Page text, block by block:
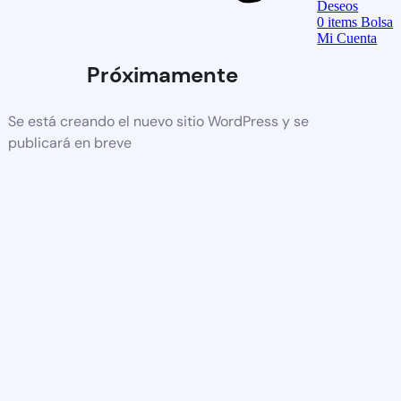
Próximamente
Se está creando el nuevo sitio WordPress y se
publicará en breve
Deseos
0items Bolsa
Mi Cuenta